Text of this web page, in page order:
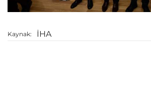
Kaynak: İHA